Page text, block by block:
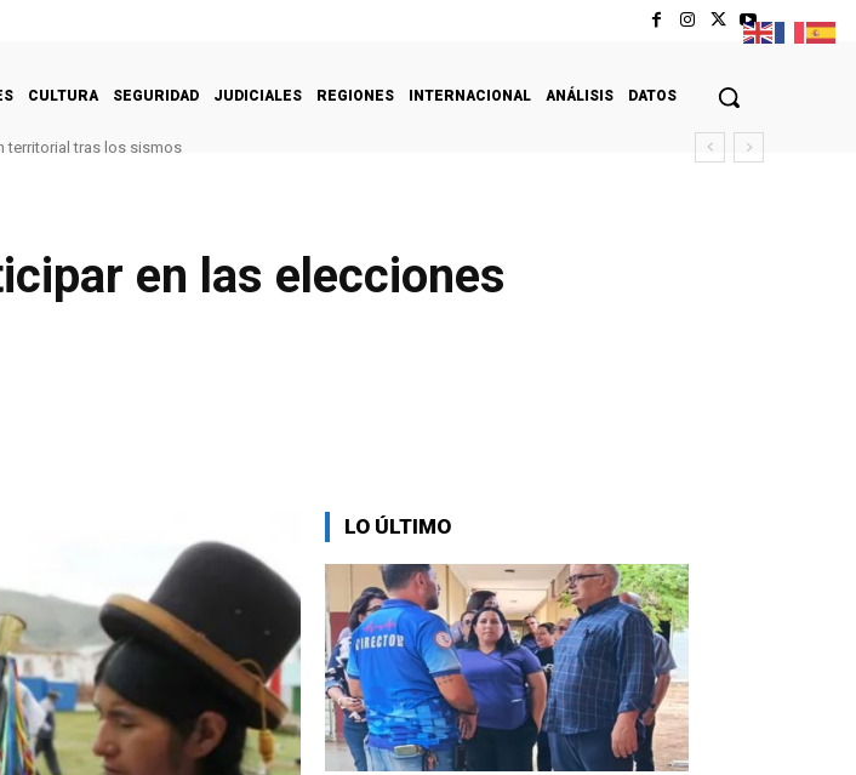
CULTURA SEGURIDAD JUDICIALES REGIONES INTERNACIONAL ANÁLISIS DATOS
territorial tras los sismos
en las elecciones
LO ÚLTIMO